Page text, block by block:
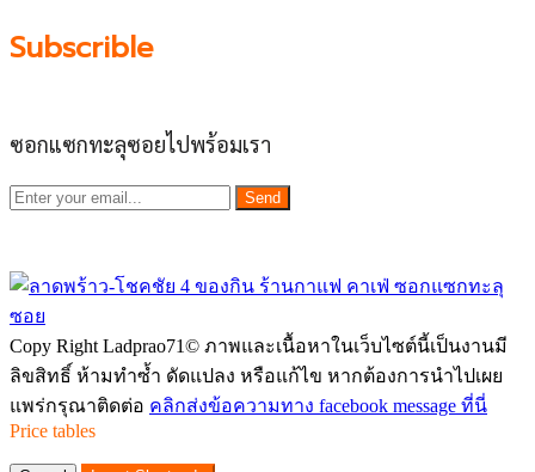
Subscrible
ซอกแซกทะลุซอยไปพร้อมเรา
Send
Copy Right Ladprao71© ภาพและเนื้อหาในเว็บไซต์นี้เป็นงานมี
ลิขสิทธิ์ ห้ามทำซ้ำ ดัดแปลง หรือแก้ไข หากต้องการนำไปเผย
แพร่กรุณาติดต่อ คลิกส่งข้อความทาง facebook message ที่นี่
Price tables